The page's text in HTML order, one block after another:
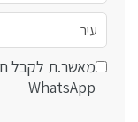
WhatsApp